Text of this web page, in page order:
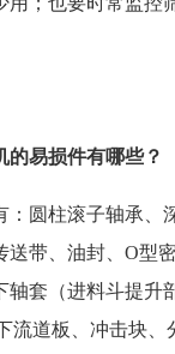
的易损件有哪些？
：圆柱滚子轴承、
送带、油封、O型
套（进料斗提升
流道板、冲击块、